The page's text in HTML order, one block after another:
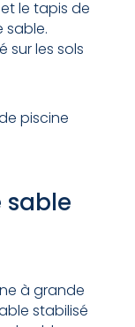
le tapis de
sable.
sur les sols
piscine
sable
à grande
stabilisé